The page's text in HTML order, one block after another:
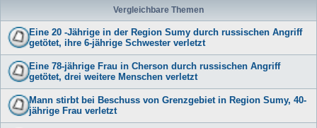
Vergleichbare Themen
Eine 20 -Jährige in der Region Sumy durch russischen Angriff
getötet, ihre 6-jährige Schwester verletzt
Eine 78-jährige Frau in Cherson durch russischen Angriff
getötet, drei weitere Menschen verletzt
Mann stirbt bei Beschuss von Grenzgebiet in Region Sumy, 40-
jährige Frau verletzt